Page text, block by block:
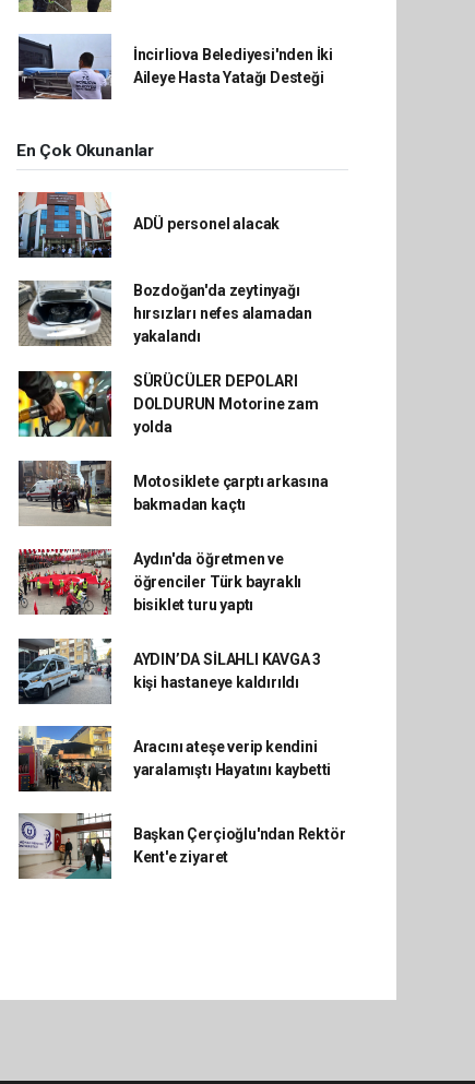
İncirliova Belediyesi'nden İki
Aileye Hasta Yatağı Desteği
En Çok Okunanlar
ADÜ personel alacak
Bozdoğan'da zeytinyağı
hırsızları nefes alamadan
yakalandı
SÜRÜCÜLER DEPOLARI
DOLDURUN Motorine zam
yolda
Motosiklete çarptı arkasına
bakmadan kaçtı
Aydın'da öğretmen ve
öğrenciler Türk bayraklı
bisiklet turu yaptı
AYDIN’DA SİLAHLI KAVGA 3
kişi hastaneye kaldırıldı
Aracını ateşe verip kendini
yaralamıştı Hayatını kaybetti
Başkan Çerçioğlu'ndan Rektör
Kent'e ziyaret